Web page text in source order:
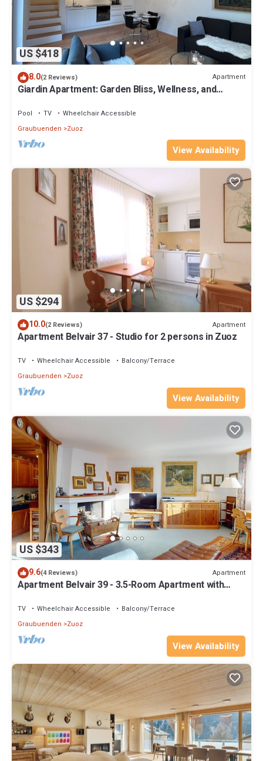
US $418
8.0(2 Reviews) Apartment
Giardin Apartment: Garden Bliss, Wellness, and
Pool TV
Wheelchair Accessible
Graubuenden
Zuoz
View Availability
US $294
10.0(2 Reviews) Apartment
Apartment Belvair 37 - Studio for 2 persons in Zuoz
TV Wheelchair Accessible
Balcony/Terrace
Graubuenden
Zuoz
View Availability
US $343
9.6(4 Reviews) Apartment
Apartment Belvair 39 - 3.5-Room Apartment with
TV Wheelchair Accessible
Balcony/Terrace
Graubuenden
Zuoz
View Availability